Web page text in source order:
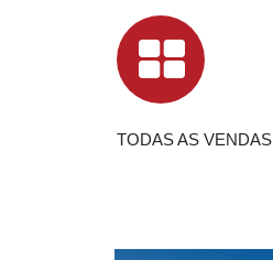
TODAS AS VENDAS